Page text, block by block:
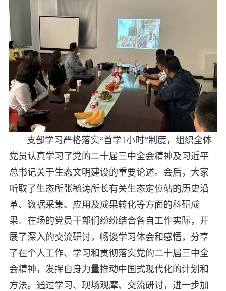
支部学习严格落实“首学1小时”制度，组织全体
党员认真学习了党的二十届三中全会精神及习近平
总书记关于生态文明建设的重要论述。会后，大家
听取了生态所张毓涛所长有关生态定位站的历史沿
革、数据采集、应用及成果转化等方面的科研成
果。在场的党员干部们纷纷结合各自工作实际，开
展了深入的交流研讨，畅谈学习体会和感悟，分享
了在个人工作、学习和贯彻落实党的二十届三中全
会精神，发挥自身力量推动中国式现代化的计划和
方法。通过学习、现场观摩、交流研讨，进一步加